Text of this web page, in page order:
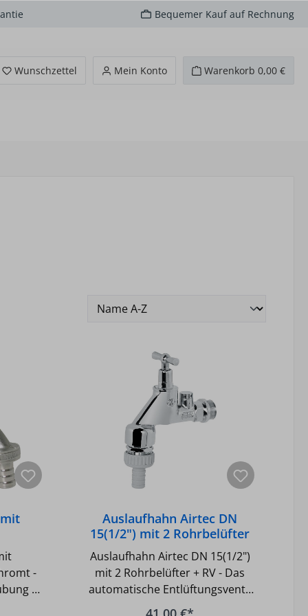
Bequemer Kauf auf Rechnung
Wunschzettel Du hast 0 Produkte auf dem Merkzettel
Mein Konto Warenkorb 0,00 €
-
-
85
Auslaufhahn Airtec DN
15(1/2") mit 2 Rohrbelüfter
+ RV
Auslaufhahn Airtec DN 15(1/2")
mit 2 Rohrbelüfter + RV - Das
automatische Entlüftungsventil
ist vor dem